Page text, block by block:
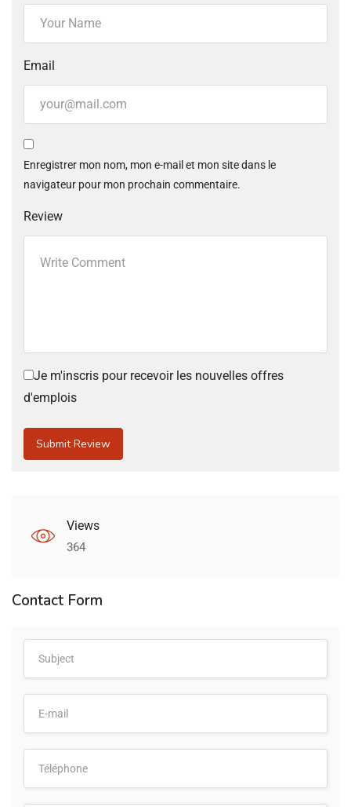
Email
Enregistrer mon nom, mon e-mail et mon site dans le
navigateur pour mon prochain commentaire.
Review
Je m'inscris pour recevoir les nouvelles offres
d'emplois
Views
364
Contact Form